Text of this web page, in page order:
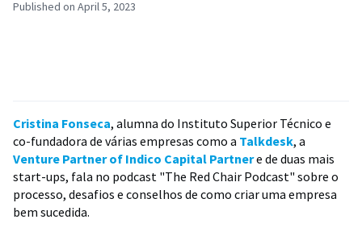
Published on April 5, 2023
Cristina Fonseca, alumna do Instituto Superior Técnico e
co-fundadora de várias empresas como a Talkdesk, a
Venture Partner of Indico Capital Partnere de duas mais
start-ups, fala no podcast "The Red Chair Podcast" sobre o
processo, desafios e conselhos de como criar uma empresa
bem sucedida.